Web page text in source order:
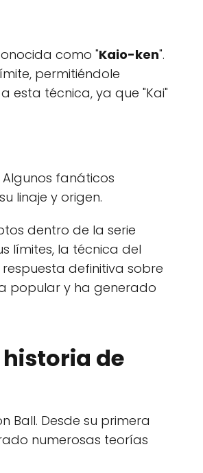
como "Kaio-ken".
permitiéndole
esta técnica, ya que "Kai"
Algunos fanáticos
linaje y origen.
dentro de la serie
límites, la técnica del
respuesta definitiva sobre
popular y ha generado
de
Ball. Desde su primera
numerosas teorías